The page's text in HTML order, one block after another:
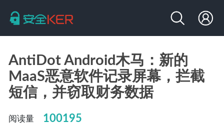
AntiDot Android木马：新的
MaaS恶意软件记录屏幕，拦截
短信，并窃取财务数据
阅读量 100195